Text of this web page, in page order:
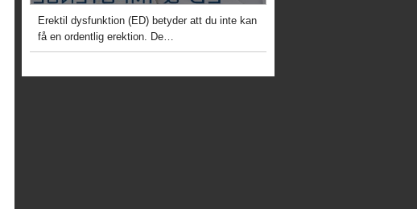
Erektil dysfunktion (ED) betyder att du inte kan
få en ordentlig erektion. De…